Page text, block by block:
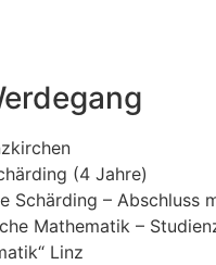
(4 Jahre)
Schärding – Abschluss
Mathematik –
Linz